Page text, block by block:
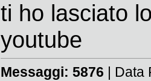
ti ho lasciato
youtube
Messaggi: 5876 | Data